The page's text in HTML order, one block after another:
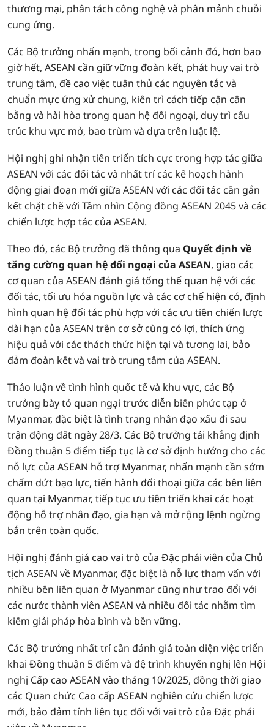
thương mại, phân tách công nghệ và phân mảnh chuỗi
cung ứng.
Các Bộ trưởng nhấn mạnh, trong bối cảnh đó, hơn bao
giờ hết, ASEAN cần giữ vững đoàn kết, phát huy vai trò
trung tâm, đề cao việc tuân thủ các nguyên tắc và
chuẩn mực ứng xử chung, kiên trì cách tiếp cận cân
bằng và hài hòa trong quan hệ đối ngoại, duy trì cấu
trúc khu vực mở, bao trùm và dựa trên luật lệ.
Hội nghị ghi nhận tiến triển tích cực trong hợp tác giữa
ASEAN với các đối tác và nhất trí các kế hoạch hành
động giai đoạn mới giữa ASEAN với các đối tác cần gắn
kết chặt chẽ với Tầm nhìn Cộng đồng ASEAN 2045 và các
chiến lược hợp tác của ASEAN.
Theo đó, các Bộ trưởng đã thông qua Quyết định về
tăng cường quan hệ đối ngoại của ASEAN, giao các
cơ quan của ASEAN đánh giá tổng thể quan hệ với các
đối tác, tối ưu hóa nguồn lực và các cơ chế hiện có, định
hình quan hệ đối tác phù hợp với các ưu tiên chiến lược
dài hạn của ASEAN trên cơ sở cùng có lợi, thích ứng
hiệu quả với các thách thức hiện tại và tương lai, bảo
đảm đoàn kết và vai trò trung tâm của ASEAN.
Thảo luận về tình hình quốc tế và khu vực, các Bộ
trưởng bày tỏ quan ngại trước diễn biến phức tạp ở
Myanmar, đặc biệt là tình trạng nhân đạo xấu đi sau
trận động đất ngày 28/3. Các Bộ trưởng tái khẳng định
Đồng thuận 5 điểm tiếp tục là cơ sở định hướng cho các
nỗ lực của ASEAN hỗ trợ Myanmar, nhấn mạnh cần sớm
chấm dứt bạo lực, tiến hành đối thoại giữa các bên liên
quan tại Myanmar, tiếp tục ưu tiên triển khai các hoạt
động hỗ trợ nhân đạo, gia hạn và mở rộng lệnh ngừng
bắn trên toàn quốc.
Hội nghị đánh giá cao vai trò của Đặc phái viên của Chủ
tịch ASEAN về Myanmar, đặc biệt là nỗ lực tham vấn với
nhiều bên liên quan ở Myanmar cũng như trao đổi với
các nước thành viên ASEAN và nhiều đối tác nhằm tìm
kiếm giải pháp hòa bình và bền vững.
Các Bộ trưởng nhất trí cần đánh giá toàn diện việc triển
khai Đồng thuận 5 điểm và đệ trình khuyến nghị lên Hội
nghị Cấp cao ASEAN vào tháng 10/2025, đồng thời giao
các Quan chức Cao cấp ASEAN nghiên cứu chiến lược
mới, bảo đảm tính liên tục đối với vai trò của Đặc phái